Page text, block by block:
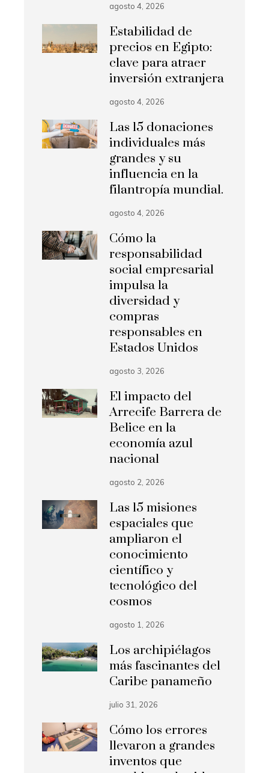
agosto 4, 2026
Estabilidad de
precios en Egipto:
clave para atraer
inversión extranjera
agosto 4, 2026
Las 15 donaciones
individuales más
grandes y su
influencia en la
filantropía mundial.
agosto 4, 2026
Cómo la
responsabilidad
social empresarial
impulsa la
diversidad y
compras
responsables en
Estados Unidos
agosto 3, 2026
El impacto del
Arrecife Barrera de
Belice en la
economía azul
nacional
agosto 2, 2026
Las 15 misiones
espaciales que
ampliaron el
conocimiento
científico y
tecnológico del
cosmos
agosto 1, 2026
Los archipiélagos
más fascinantes del
Caribe panameño
julio 31, 2026
Cómo los errores
llevaron a grandes
inventos que